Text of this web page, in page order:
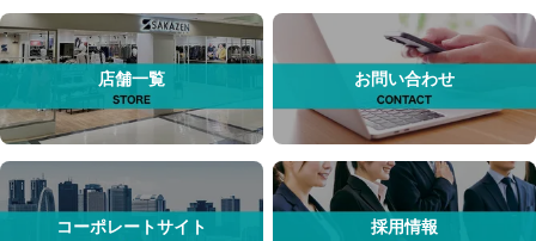
店舗一覧 お問い合わせ
コーポレートサイト 採用情報